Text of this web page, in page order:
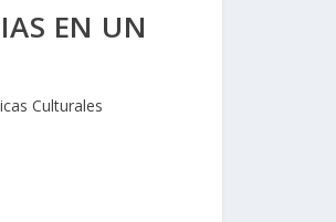
EN UN
Culturales